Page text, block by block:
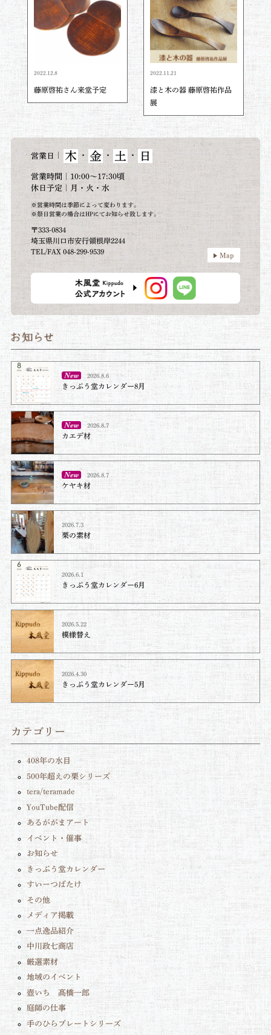
2022.12.8
藤原啓祐さん来堂予定
2022.11.21
漆と木の器⁡ 藤原啓祐作品
展
営業日 木 ・ 金 ・ 土 ・ 日
営業時間｜10:00～17:30頃
休日予定｜月・火・水
※営業時間は季節によって変わります。
※祭日営業の場合はHPにてお知らせ致します。
〒333-0834
埼玉県川口市安行領根岸2244
TEL/FAX 048-299-9539
Map
2026.8.6
きっぷう堂カレンダー8月
2026.8.7
カエデ材
2026.8.7
ケヤキ材⁡
2026.7.3
栗の素材
2026.6.1
きっぷう堂カレンダー6月
2026.5.22
模様替え
2026.4.30
きっぷう堂カレンダー5月
カテゴリー
408年の水目
500年超えの栗シリーズ
tera/teramade
YouTube配信
あるががまアート
イベント・催事
お知らせ
きっぷう堂カレンダー
すいーつばたけ
その他
メディア掲載
一点逸品紹介
中川政七商店
厳選素材
地域のイベント
壺いち 髙橋一郎
庭師の仕事
手のひらプレートシリーズ